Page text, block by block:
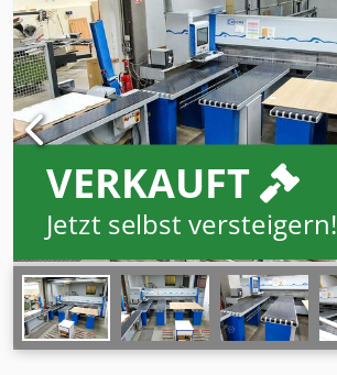
VERKAUFT
Jetzt selbst versteigern!